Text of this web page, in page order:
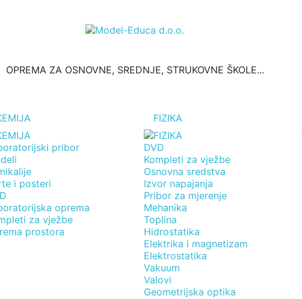
OPREMA ZA OSNOVNE, SREDNJE, STRUKOVNE ŠKOLE...
pribor
i posteri
oprema
za vježbe
prostora
FIZIKA
DVD
Kompleti za vježbe
Osnovna sredstva
Izvor napajanja
Pribor za mjerenje
Mehanika
Toplina
Hidrostatika
Elektrika i magnetizam
Elektrostatika
Vakuum
Valovi
Geometrijska optika